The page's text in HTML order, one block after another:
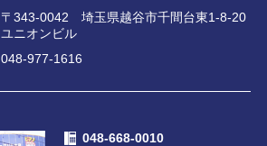
〒343-0042 埼玉県越谷市千間台東1-8-20
ユニオンビル
048-977-1616
048-668-0010